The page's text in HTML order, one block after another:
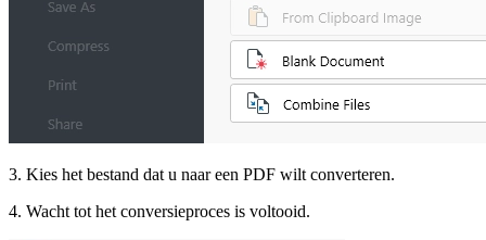
3. Kies het bestand dat u naar een PDF wilt converteren.
4. Wacht tot het conversieproces is voltooid.